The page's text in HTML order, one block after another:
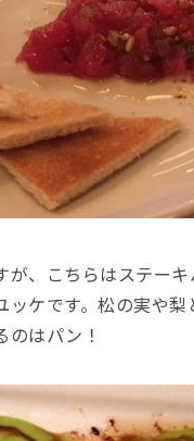
が、こちらはステー
ッケです。松の実や
のはパン！